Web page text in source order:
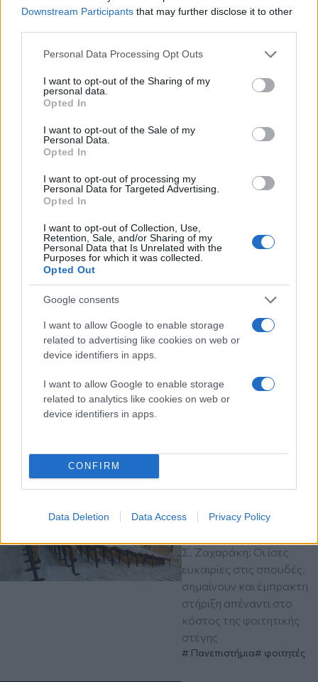
Downstream Participants that may further disclose it to other
Please note that this website/app uses one or more Google
not limited to your visit or usage behaviour. You may click to
grant or deny consent to Google and its third-party tags to
use your data for below specified purposes in below Google
consent section.
Personal Data Processing Opt Outs
I want to opt-out of the Sharing of my
personal data.
Opted In
I want to opt-out of the Sale of my
Personal Data.
Opted In
I want to opt-out of processing my
Personal Data for Targeted Advertising.
Opted In
I want to opt-out of Collection, Use,
Retention, Sale, and/or Sharing of my
Personal Data that Is Unrelated with the
Purposes for which it was collected.
Opted Out
Google consents
I want to allow Google to enable storage
related to advertising like cookies on web or
device identifiers in apps.
I want to allow Google to enable storage
related to analytics like cookies on web or
device identifiers in apps.
CONFIRM
Data Deletion Data Access Privacy Policy
Διαβάστε περισσότερα
Πέμπτη 07 Μαρ 2019, 17:07
Σε έκτακτη
συνεδρίαση 19 - 21
Σύνοδος για τον
διάλογο με την
Σήμερα γνωστοποιήθηκε
επισήμως ότι έγινε
του μητροπολίτη
Περιστερίου
Χρυσοστόμου
64χρονος άνδρας σε
πισίνα ξενοδοχείου -
Η νεκροψία - νεκροτομή
θα διαλευκάνει τα αίτια
Στεγαστικό επίδομα σε
Βόλο, Λάρισα, Τρίκαλα,
Σ. Ζαχαράκη: Οι ίσες
ευκαιρίες στις σπουδές,
σημαίνουν και έμπρακτη
στήριξη απέναντι στο
κόστος της φοιτητικής
στέγης
Πανεπιστήμια φοιτητές